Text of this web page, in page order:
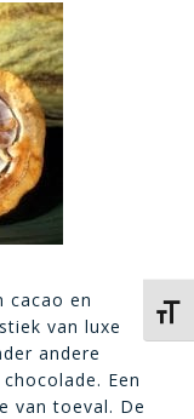
cacao en
van luxe
andere
Een
van toeval. De